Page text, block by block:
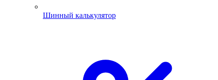
Шинный калькулятор